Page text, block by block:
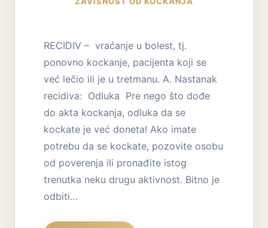
RECIDIV – vraćanje u bolest, tj.
ponovno kockanje, pacijenta koji se
već lečio ili je u tretmanu. A. Nastanak
recidiva: Odluka Pre nego što dođe
do akta kockanja, odluka da se
kockate je već doneta! Ako imate
potrebu da se kockate, pozovite osobu
od poverenja ili pronađite istog
trenutka neku drugu aktivnost. Bitno je
odbiti…